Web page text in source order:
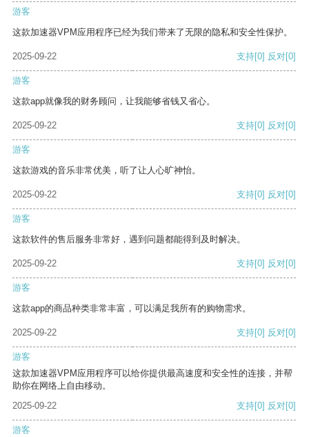
游客
这款加速器VPM应用程序已经为我们带来了无限的隐私和安全性保护。
2025-09-22 支持[0] 反对[0]
游客
这款app就像我的财务顾问，让我能够省钱又省心。
2025-09-22 支持[0] 反对[0]
游客
这款游戏的音乐非常优美，听了让人心旷神怡。
2025-09-22 支持[0] 反对[0]
游客
这款软件的售后服务非常好，遇到问题都能得到及时解决。
2025-09-22 支持[0] 反对[0]
游客
这款app的商品种类非常丰富，可以满足我所有的购物需求。
2025-09-22 支持[0] 反对[0]
游客
这款加速器VPM应用程序可以给你提供最高速度和安全性的连接，并帮
助你在网络上自由移动。
2025-09-22
支持[0] 反对[0]
游客